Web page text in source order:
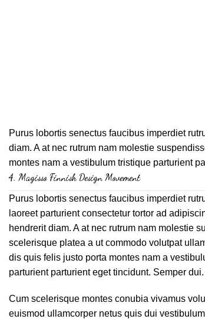
Purus lobortis senectus faucibus imperdiet
diam. A at nec rutrum nam molestie
montes nam a vestibulum tristique parturient
4. Magisso Finnish Design Movement
Purus lobortis senectus faucibus imperdiet
laoreet parturient consectetur tortor ad
hendrerit diam. A at nec rutrum nam molestie
scelerisque platea a ut commodo volutpat
dis quis felis justo porta montes nam a
parturient parturient eget tincidunt. Semper dui.
Cum scelerisque montes conubia vivamus
euismod ullamcorper netus quis dui